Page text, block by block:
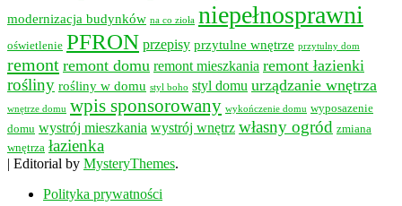
modernizacja budynków na co zioła niepełnosprawni
oświetlenie PFRON przepisy przytulne wnętrze przytulny dom
remont remont domu remont mieszkania remont łazienki
rośliny rośliny w domu styl boho styl domu urządzanie wnętrza
wnętrze domu wpis sponsorowany wykończenie domu wyposazenie
domu wystrój mieszkania wystrój wnętrz własny ogród zmiana
wnętrza łazienka
| Editorial by MysteryThemes.
Polityka prywatności